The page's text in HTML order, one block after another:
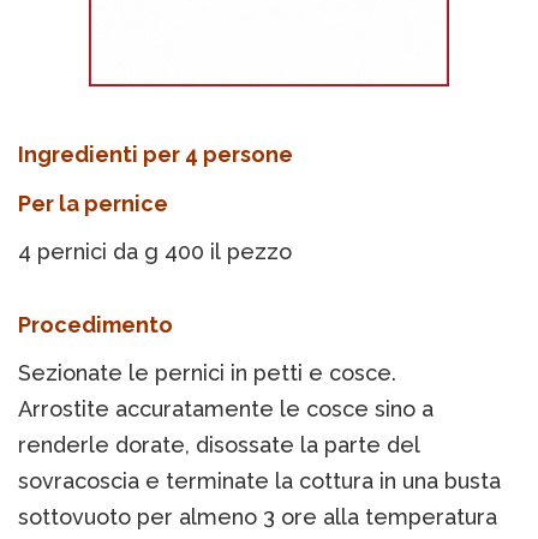
Ingredienti per 4 persone
Per la pernice
4 pernici da g 400 il pezzo
Procedimento
Sezionate le pernici in petti e cosce.
Arrostite accuratamente le cosce sino a
renderle dorate, disossate la parte del
sovracoscia e terminate la cottura in una busta
sottovuoto per almeno 3 ore alla temperatura